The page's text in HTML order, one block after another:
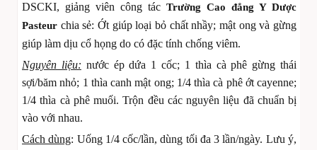
DSCKI, giảng viên công tác Trường Cao đẳng Y Dược
Pasteur chia sẻ: Ớt giúp loại bỏ chất nhầy; mật ong và gừng
giúp làm dịu cổ họng do có đặc tính chống viêm.
Nguyên liệu: nước ép dứa 1 cốc; 1 thìa cà phê gừng thái
sợi/băm nhỏ; 1 thìa canh mật ong; 1/4 thìa cà phê ớt cayenne;
1/4 thìa cà phê muối. Trộn đều các nguyên liệu đã chuẩn bị
vào với nhau.
Cách dùng: Uống 1/4 cốc/lần, dùng tối đa 3 lần/ngày. Lưu ý,